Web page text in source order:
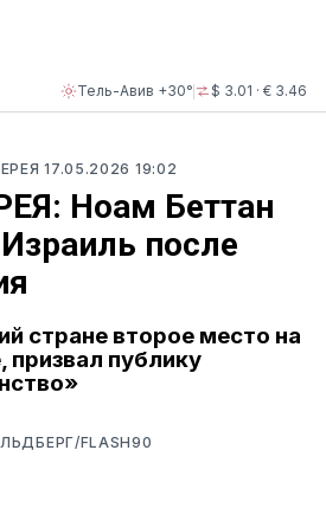
Тель-Авив +30° $ 3.01 · € 3.46
17.05.2026 19:02
Ноам Беттан
после
стране второе место на
призвал публику
FLASH90